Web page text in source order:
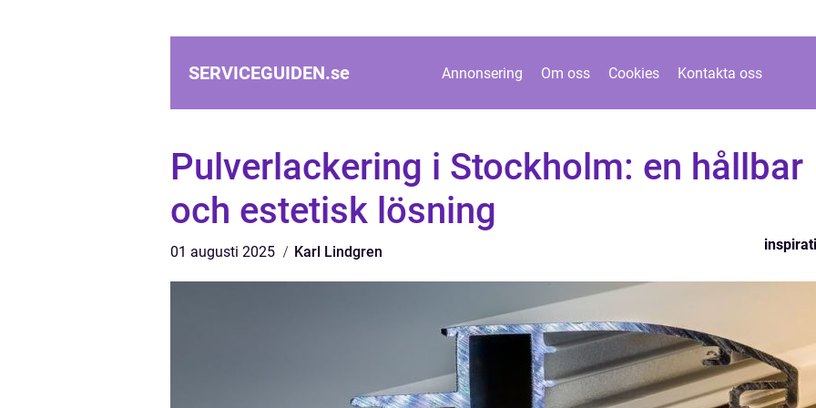
SERVICEGUIDEN.se Annonsering Om oss Cookies Kontakta oss
Pulverlackering i Stockholm: en hållbar
och estetisk lösning
01 augusti 2025 Karl Lindgren